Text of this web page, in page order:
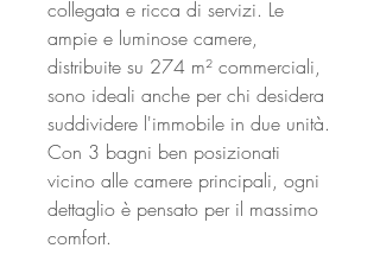
collegata e ricca di servizi. Le
ampie e luminose camere,
distribuite su 274 m² commerciali,
sono ideali anche per chi desidera
suddividere l'immobile in due unità.
Con 3 bagni ben posizionati
vicino alle camere principali, ogni
dettaglio è pensato per il massimo
comfort.